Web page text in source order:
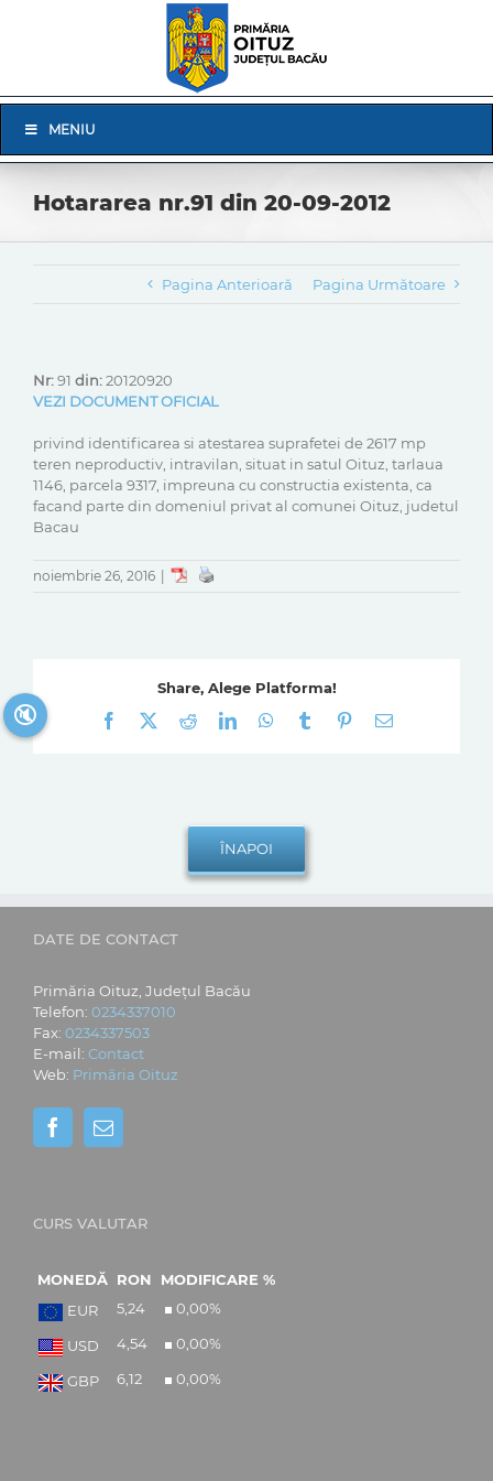
Navigation
MENIU
Hotararea nr.91 din 20-09-2012
Pagina Anterioară Pagina Următoare
Nr:91 din:20120920
VEZI DOCUMENT OFICIAL
privind identificarea si atestarea suprafetei de 2617 mp
teren neproductiv, intravilan, situat in satul Oituz, tarlaua
1146, parcela 9317, impreuna cu constructia existenta, ca
facand parte din domeniul privat al comunei Oituz, judetul
Bacau
noiembrie 26, 2016
Share, Alege Platforma!
Facebook
RedditLinkedInWhatsApp
Tumblr Pinterest
E-
DATE DE CONTACT
Primăria Oituz, Județul Bacău
Telefon: 0234337010
Fax: 0234337503
E-mail: Contact
Web: Primăria Oituz
CURS VALUTAR
MONEDĂ RON
MODIFICARE %
EUR
5,24 0,00%
USD 4,54 0,00%
GBP 6,12 0,00%
🔇